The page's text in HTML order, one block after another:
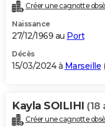
Créer une cagnotte
Naissance
27/12/1969 au Port
Décès
15/03/2024 à Marseille (
Kayla SOILIHI (18
Créer une cagnotte